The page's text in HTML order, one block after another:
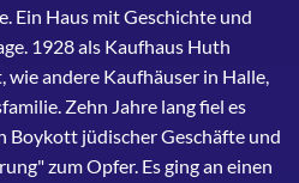
Ein Haus mit Geschichte und
1928 als Kaufhaus Huth
wie andere Kaufhäuser in Halle,
Zehn Jahre lang fiel es
Boykott jüdischer Geschäfte und
zum Opfer. Es ging an einen